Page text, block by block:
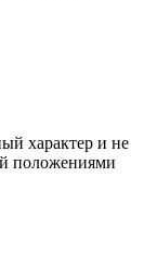
характер и не
положениями